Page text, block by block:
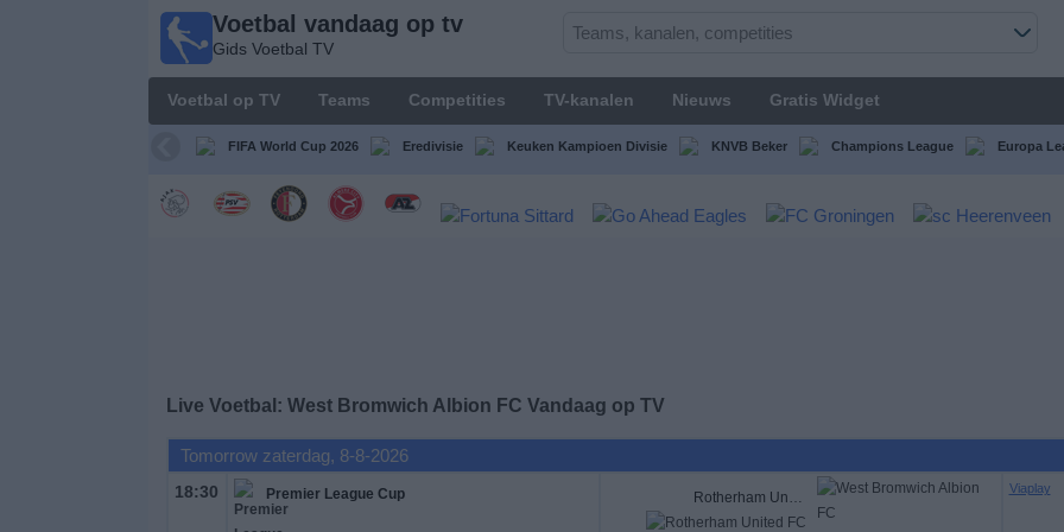
Voetbal vandaag op tv
Gids Voetbal TV
Voetbal op TV Teams Competities TV-kanalen Nieuws Gratis Widget
FIFA World Cup 2026 Eredivisie Keuken Kampioen Divisie KNVB Beker Champions League Europa
Live Voetbal: West Bromwich Albion FC Vandaag op TV
Tomorrow zaterdag, 8-8-2026
18:30 Premier League Cup Rotherham United FC
Viaplay